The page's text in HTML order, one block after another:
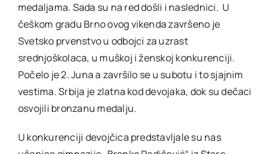
medaljama. Sada su na red došli i naslednici. U
češkom gradu Brno ovog vikenda završeno je
Svetsko prvenstvo u odbojci za uzrast
srednjoškolaca, u muškoj i ženskoj konkurenciji.
Počelo je 2. Juna a završilo se u subotu i to sjajnim
vestima. Srbija je zlatna kod devojaka, dok su dečaci
osvojili bronzanu medalju.
U konkurenciji devojčica predstavljale su nas